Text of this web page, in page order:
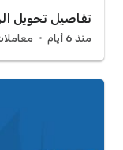
تفاصيل تحويل
منذ 6 أيام